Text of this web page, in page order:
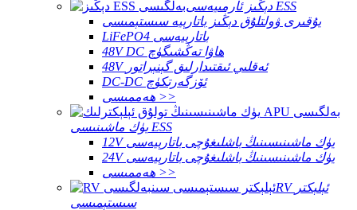
دېڭىز ئارمىيەسى ESS
يۇقىرى ۋولتلۇق دېڭىز باتارېيە سىستېمىسى
LiFePO4 باتارېيەسى
48V DC ھاۋا تەڭشىگۈچ
48V ئەقلىي ئىقتىدارلىق گېنېراتور
DC-DC ئۆزگەرتكۈچ
ھەممىسى >>
يۈك ماشىنىسى ESS
12V يۈك ماشىنىسىنىڭ باشلىغۇچى باتارېيەسى
24V يۈك ماشىنىسىنىڭ باشلىغۇچى باتارېيەسى
ھەممىسى >>
RV ئېلېكتر
سىستېمىسى